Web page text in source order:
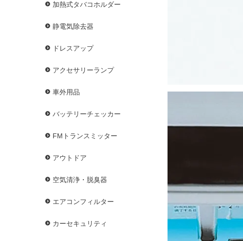
加熱式タバコホルダー
静電気除去器
ドレスアップ
アクセサリーランプ
車外用品
バッテリーチェッカー
FMトランスミッター
アウトドア
空気清浄・脱臭器
エアコンフィルター
カーセキュリティ